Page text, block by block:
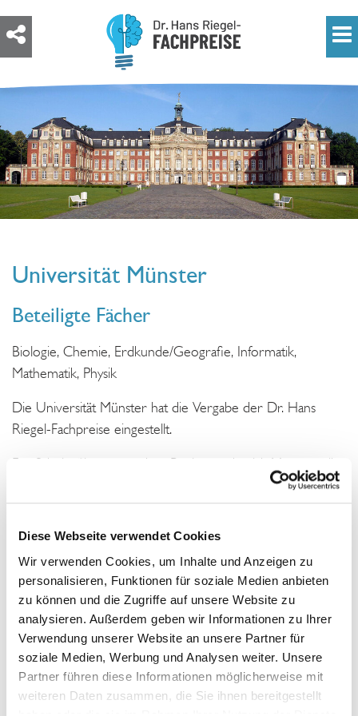
Diese Webseite verwendet Cookies
Wir verwenden Cookies, um Inhalte und Anzeigen zu
personalisieren, Funktionen für soziale Medien anbieten
zu können und die Zugriffe auf unsere Website zu
analysieren. Außerdem geben wir Informationen zu Ihrer
Verwendung unserer Website an unsere Partner für
soziale Medien, Werbung und Analysen weiter. Unsere
Partner führen diese Informationen möglicherweise mit
weiteren Daten zusammen, die Sie ihnen bereitgestellt
Universität Münster
Beteiligte Fächer
Biologie, Chemie, Erdkunde/Geografie, Informatik,
Mathematik, Physik
Die Universität Münster hat die Vergabe der Dr. Hans
Riegel-Fachpreise eingestellt.
es insofern keine Möglichkeit mehr, ihre Facharbeit einer
universitären Jury vorzustellen und ein Preisgeld zu
erhalten.
Kontakt
Universität Münster
48143 Münster